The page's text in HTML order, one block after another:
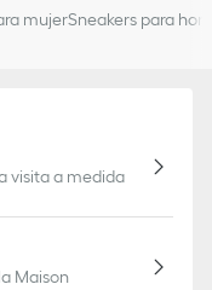
mujerSneakers para
visita a medida
Maison